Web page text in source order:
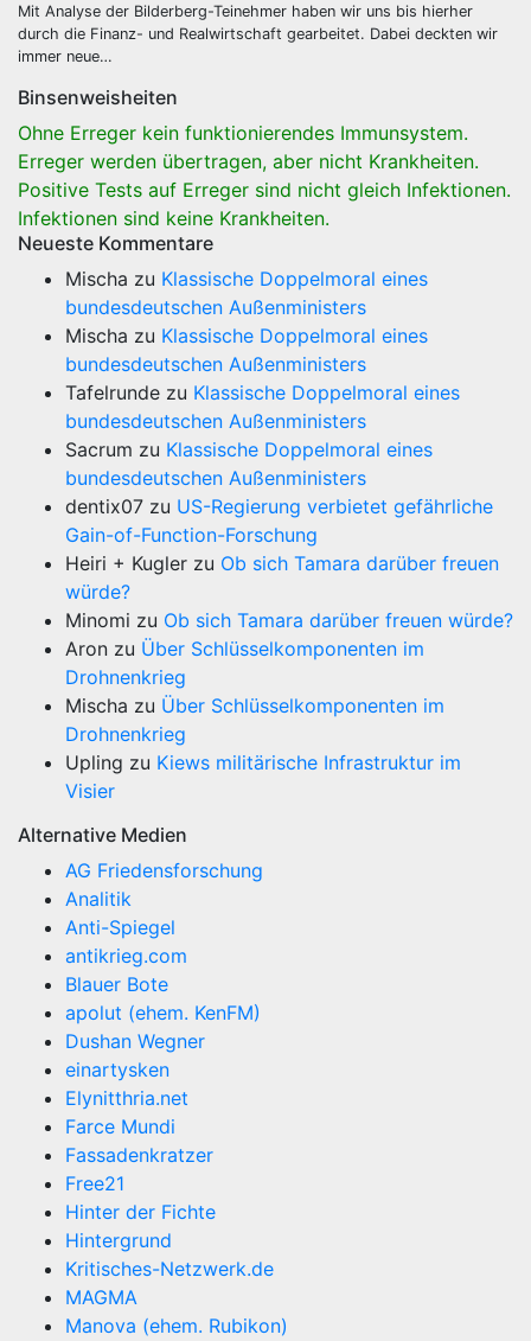
Mit Analyse der Bilderberg-Teinehmer haben wir uns bis hierher
durch die Finanz- und Realwirtschaft gearbeitet. Dabei deckten wir
immer neue…
Binsenweisheiten
Ohne Erreger kein funktionierendes Immunsystem.
Erreger werden übertragen, aber nicht Krankheiten.
Positive Tests auf Erreger sind nicht gleich Infektionen.
Infektionen sind keine Krankheiten.
Neueste Kommentare
Mischa zu Klassische Doppelmoral eines
bundesdeutschen Außenministers
Mischa zu Klassische Doppelmoral eines
bundesdeutschen Außenministers
Tafelrunde zu Klassische Doppelmoral eines
bundesdeutschen Außenministers
Sacrum zu Klassische Doppelmoral eines
bundesdeutschen Außenministers
dentix07 zu US-Regierung verbietet gefährliche
Gain-of-Function-Forschung
Heiri + Kugler zu Ob sich Tamara darüber freuen
würde?
Minomi zu Ob sich Tamara darüber freuen würde?
Aron zu Über Schlüsselkomponenten im
Drohnenkrieg
Mischa zu Über Schlüsselkomponenten im
Drohnenkrieg
Upling zu Kiews militärische Infrastruktur im
Visier
Alternative Medien
AG Friedensforschung
Analitik
Anti-Spiegel
antikrieg.com
Blauer Bote
apolut (ehem. KenFM)
Dushan Wegner
einartysken
Elynitthria.net
Farce Mundi
Fassadenkratzer
Free21
Hinter der Fichte
Hintergrund
Kritisches-Netzwerk.de
MAGMA
Manova (ehem. Rubikon)